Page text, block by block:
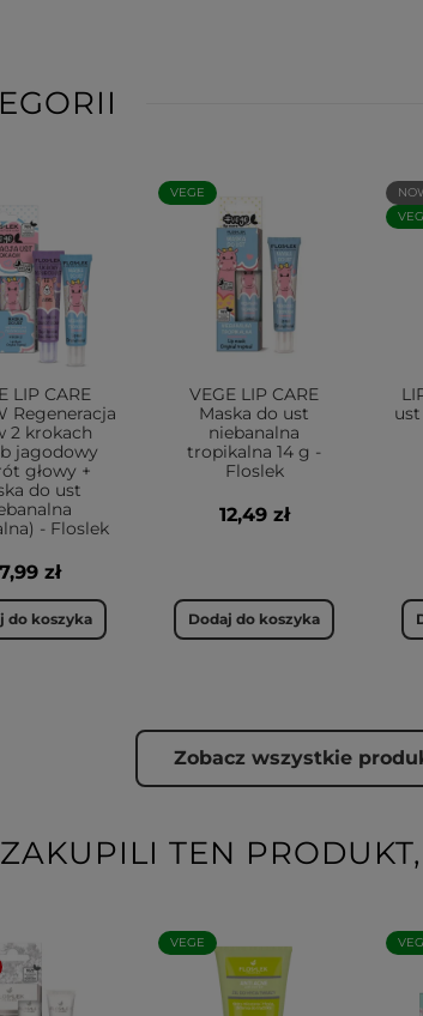
LIP CARE
Regeneracja
2 krokach
jagodowy
głowy +
do ust
- Floslek
zł
do koszyka
VEGE
VEGE LIP CARE
Maska do ust
niebanalna
tropikalna 14 g -
Floslek
12,49 zł
Dodaj do koszyka
ust
Zobacz wszystkie
TEN
VEGE